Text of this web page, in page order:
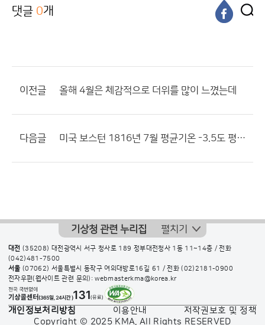
댓글 0개
이전글 올해 4월은 체감적으로 더위를 많이 느꼈는데
다음글 미국 보스턴 1816년 7월 평균기온 -3.5도 평년보다 25.5도 낮아
기상청 관련 누리집 펼치기
대전 (35208) 대전광역시 서구 청사로 189 정부대전청사 1동 11~14층 / 전화
(042)481-7500
서울 (07062) 서울특별시 동작구 여의대방로16길 61 / 전화(02)2181-0900
전자우편(웹사이트 관련 문의): webmasterkma@korea.kr
개인정보처리방침 이용안내
저작권보호 및 정책
Copyright © 2025 KMA. All Rights RESERVED